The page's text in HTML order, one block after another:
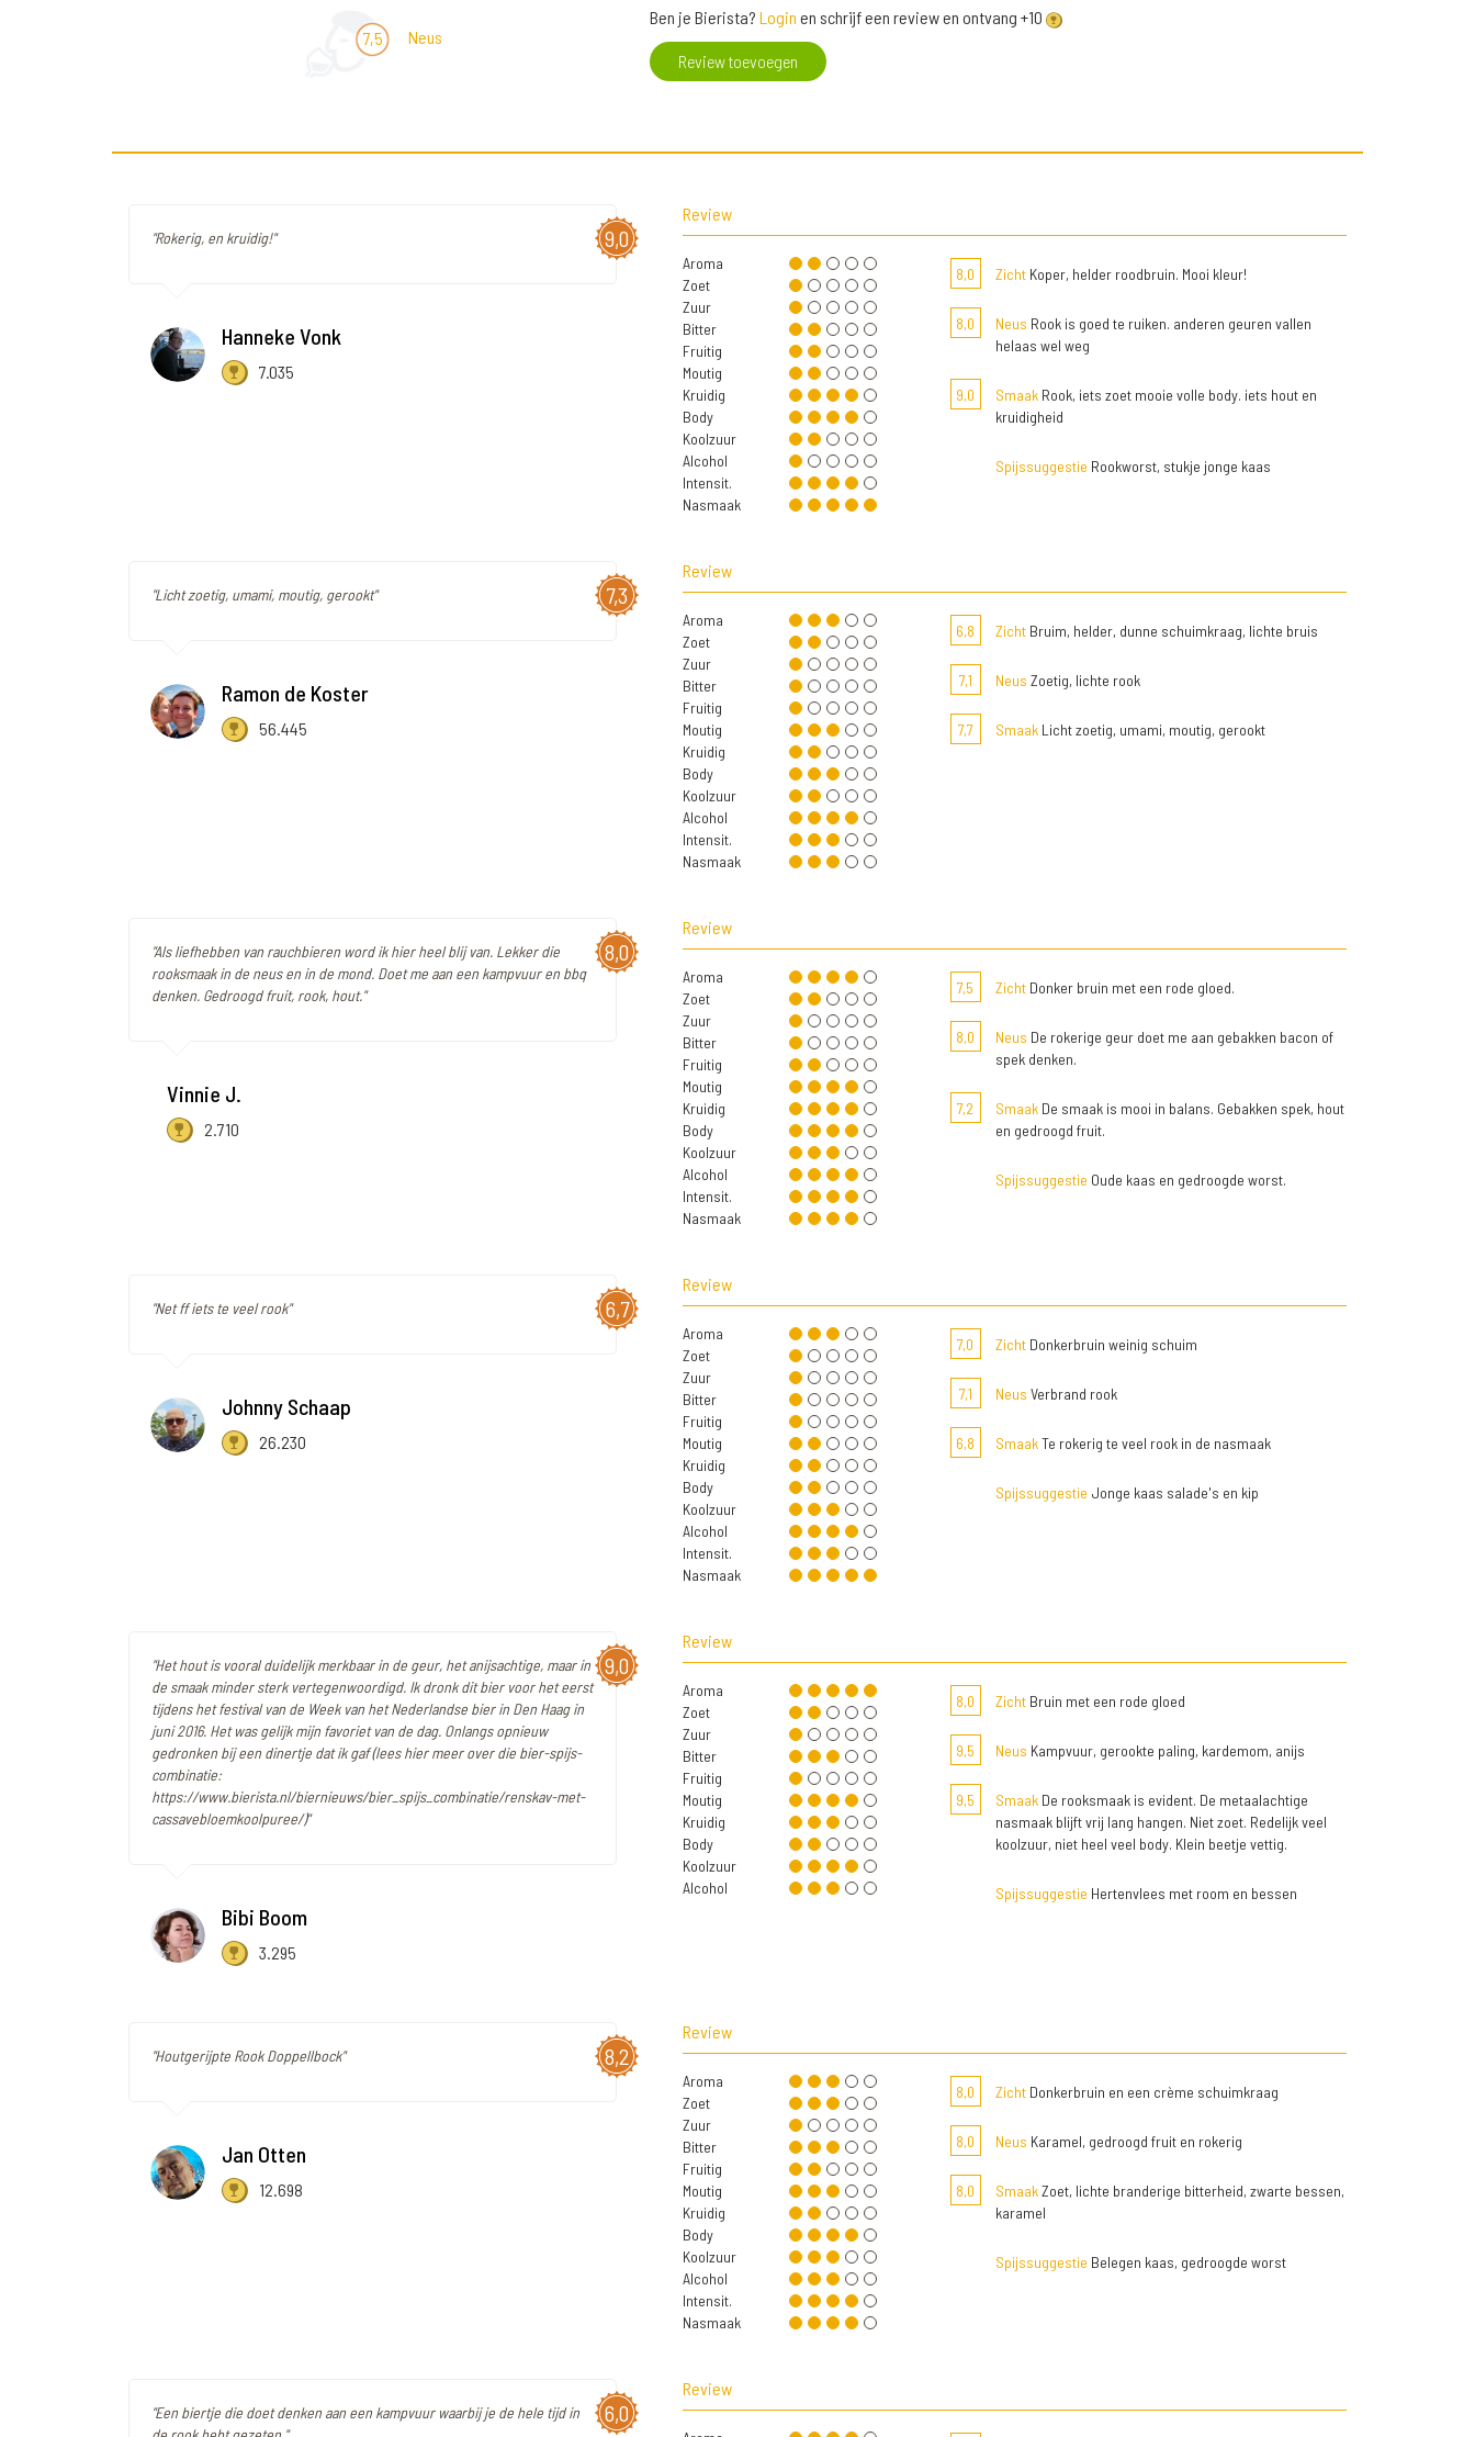
7,5 Neus
Ben je Bierista? Login en schrijf een review en ontvang +10
Review toevoegen
9,0
"Rokerig, en kruidig!"
Hanneke Vonk
7.035
Review
Aroma
Zoet
Zuur
Bitter
Fruitig
Moutig
Kruidig
Body
Koolzuur
Alcohol
Intensit.
Nasmaak
8,0 ZichtKoper, helder roodbruin. Mooi kleur!
8,0 Neus Rook is goed te ruiken. anderen geuren vallen
helaas wel weg
9,0 SmaakRook, iets zoet mooie volle body. iets hout en
kruidigheid
Spijssuggestie Rookworst, stukje jonge kaas
7,3
"Licht zoetig, umami, moutig, gerookt"
Ramon de Koster
56.445
Review
Aroma
Zoet
Zuur
Bitter
Fruitig
Moutig
Kruidig
Body
Koolzuur
Alcohol
Intensit.
Nasmaak
6,8 ZichtBruim, helder, dunne schuimkraag, lichte bruis
7,1 Neus Zoetig, lichte rook
7,7 SmaakLicht zoetig, umami, moutig, gerookt
8,0
"Als liefhebben van rauchbieren word ik hier heel blij van. Lekker die
rooksmaak in de neus en in de mond. Doet me aan een kampvuur en bbq
denken. Gedroogd fruit, rook, hout."
Vinnie J.
2.710
Review
Aroma
Zoet
Zuur
Bitter
Fruitig
Moutig
Kruidig
Body
Koolzuur
Alcohol
Intensit.
Nasmaak
7,5 ZichtDonker bruin met een rode gloed.
8,0 Neus De rokerige geur doet me aan gebakken bacon of
spek denken.
7,2 SmaakDe smaak is mooi in balans. Gebakken spek, hout
en gedroogd fruit.
Spijssuggestie Oude kaas en gedroogde worst.
6,7
"Net ff iets te veel rook"
Johnny Schaap
26.230
Review
Aroma
Zoet
Zuur
Bitter
Fruitig
Moutig
Kruidig
Body
Koolzuur
Alcohol
Intensit.
Nasmaak
7,0 ZichtDonkerbruin weinig schuim
7,1 Neus Verbrand rook
6,8 SmaakTe rokerig te veel rook in de nasmaak
Spijssuggestie Jonge kaas salade's en kip
9,0
"Het hout is vooral duidelijk merkbaar in de geur, het anijsachtige, maar in
de smaak minder sterk vertegenwoordigd. Ik dronk dit bier voor het eerst
tijdens het festival van de Week van het Nederlandse bier in Den Haag in
juni 2016. Het was gelijk mijn favoriet van de dag. Onlangs opnieuw
gedronken bij een dinertje dat ik gaf (lees hier meer over die bier-spijs-
combinatie:
https://www.bierista.nl/biernieuws/bier_spijs_combinatie/renskav-met-
cassavebloemkoolpuree/)"
Bibi Boom
3.295
Review
Aroma
Zoet
Zuur
Bitter
Fruitig
Moutig
Kruidig
Body
Koolzuur
Alcohol
8,0 ZichtBruin met een rode gloed
9,5 Neus Kampvuur, gerookte paling, kardemom, anijs
9,5 SmaakDe rooksmaak is evident. De metaalachtige
nasmaak blijft vrij lang hangen. Niet zoet. Redelijk veel
koolzuur, niet heel veel body. Klein beetje vettig.
Spijssuggestie Hertenvlees met room en bessen
8,2
"Houtgerijpte Rook Doppellbock"
Jan Otten
12.698
Review
Aroma
Zoet
Zuur
Bitter
Fruitig
Moutig
Kruidig
Body
Koolzuur
Alcohol
Intensit.
Nasmaak
8,0 ZichtDonkerbruin en een crème schuimkraag
8,0 Neus Karamel, gedroogd fruit en rokerig
8,0 SmaakZoet, lichte branderige bitterheid, zwarte bessen,
karamel
Spijssuggestie Belegen kaas, gedroogde worst
6,0
"Een biertje die doet denken aan een kampvuur waarbij je de hele tijd in
Review